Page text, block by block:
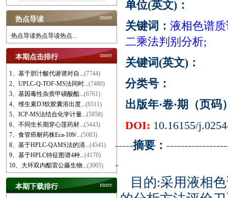
热点导读 more
·热点导读热点导读热点...
本期点击排行 more
1、基于胆汁酸代谢谱对自...(7744)
2、UPLC-Q-TOF-MS法同时...(7480)
3、基因毒性杂质甲磺酸酯...(6761)
4、维生素D3软胶囊溶出度...(6511)
5、ICP-MS法结合化学计量...(5858)
6、不同生长期穿心莲药材...(5443)
7、食管癌耐药株Eca-109/...(5083)
8、基于HPLC-QAMS法的清...(4541)
9、基于HPLC特征图谱4种...(4170)
10、大环双内酯雷公藤生物...(3905)
本期下载排行 more
单位(英文)：
关键词： 液相色谱
二乘法判别分析;
关键词(英文)：
分类号：
出版年·卷·期（页码
DOI: 10.16155/
-----摘要：
-
目的:采用液相